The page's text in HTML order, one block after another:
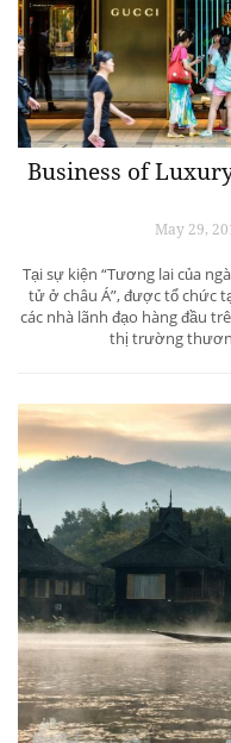
Business of
May 29,
Tại sự kiện “Tương lai của
tử ở châu Á”, được tổ chức
các nhà lãnh đạo hàng đầu
thị trường